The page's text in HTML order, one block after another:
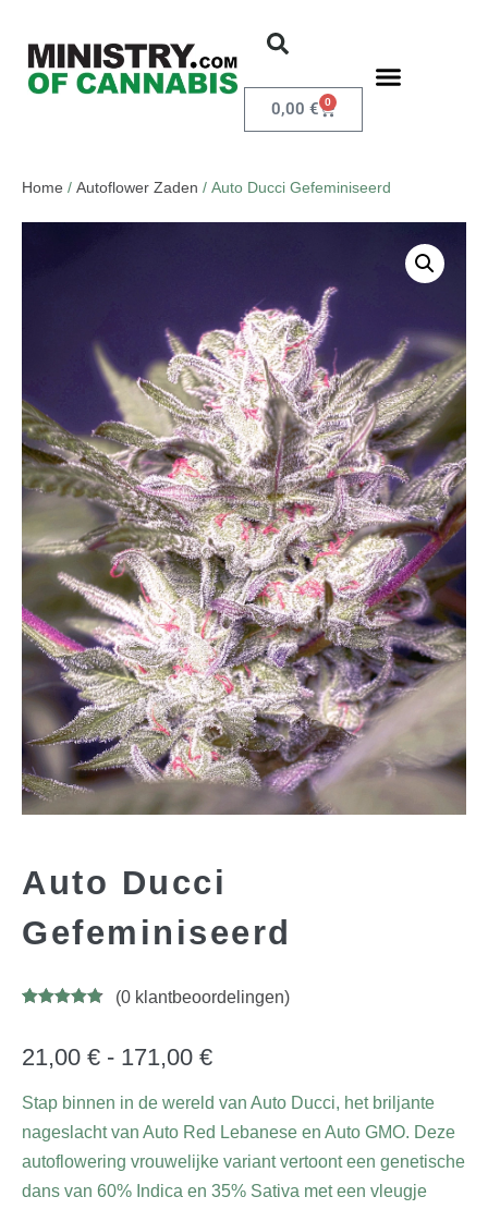
0,00 € 0
Home / Autoflower Zaden / Auto Ducci Gefeminiseerd
Auto Ducci
Gefeminiseerd
gebaseerd
opklant
n
(0klantbeoordelingen)
21,00 € - 171,00 €
Stap binnen in de wereld van Auto Ducci, het briljante
nageslacht van Auto Red Lebanese en Auto GMO. Deze
autoflowering vrouwelijke variant vertoont een genetische
dans van 60% Indica en 35% Sativa met een vleugje